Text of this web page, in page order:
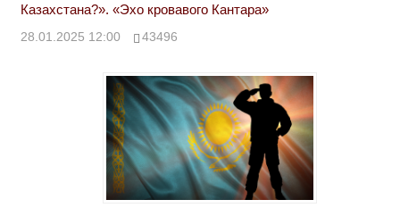
Казахстана?». «Эхо кровавого Кантара»
28.01.2025 12:00 43496